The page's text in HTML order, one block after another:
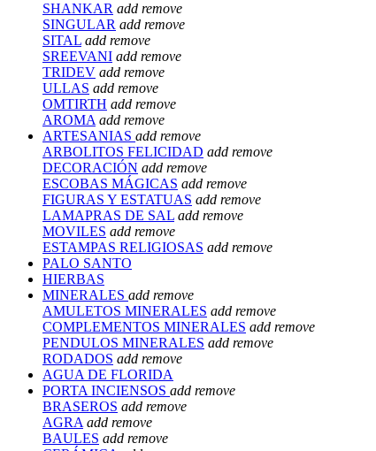
SHANKAR add remove
SINGULAR add remove
SITAL add remove
SREEVANI add remove
TRIDEV add remove
ULLAS add remove
OMTIRTH add remove
AROMA add remove
ARTESANIAS add remove
ARBOLITOS FELICIDAD add remove
DECORACIÓN add remove
ESCOBAS MÁGICAS add remove
FIGURAS Y ESTATUAS add remove
LAMAPRAS DE SAL add remove
MOVILES add remove
ESTAMPAS RELIGIOSAS add remove
PALO SANTO
HIERBAS
MINERALES add remove
AMULETOS MINERALES add remove
COMPLEMENTOS MINERALES add remove
PENDULOS MINERALES add remove
RODADOS add remove
AGUA DE FLORIDA
PORTA INCIENSOS add remove
BRASEROS add remove
AGRA add remove
BAULES add remove